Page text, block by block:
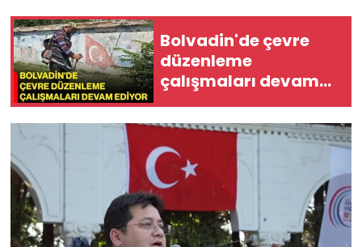
Bolvadin'de çevre
düzenleme
çalışmaları devam
ediyor